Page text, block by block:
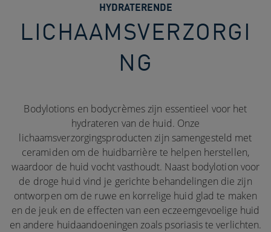
HYDRATERENDE
LICHAAMSVERZORGI
NG​
Bodylotions en bodycrèmes zijn essentieel voor het
hydrateren van de huid. Onze
lichaamsverzorgingsproducten zijn samengesteld met
ceramiden om de huidbarrière te helpen herstellen,
waardoor de huid vocht vasthoudt. Naast bodylotion voor
de droge huid vind je gerichte behandelingen die zijn
ontworpen om de ruwe en korrelige huid glad te maken
en de jeuk en de effecten van een eczeemgevoelige huid
en andere huidaandoeningen zoals psoriasis te verlichten.